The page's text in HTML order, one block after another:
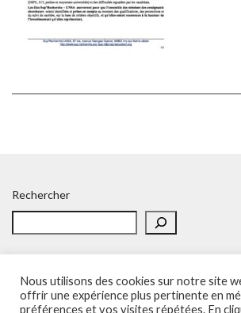
Rechercher
Nous utilisons des cookies sur notre site
offrir une expérience plus pertinente en
préférences et vos visites répétées. En